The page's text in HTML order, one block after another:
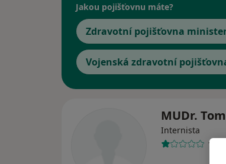
Jakou pojišťovnu máte?
Zdravotní pojišťovna
Vojenská zdravotní
MUDr.
Internista
1